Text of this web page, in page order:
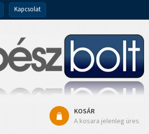
Kapcsolat
KOSÁR
A kosara jelenleg üres